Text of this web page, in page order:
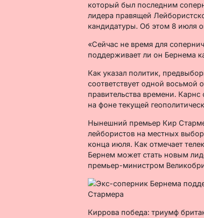
который был последним
лидера правящей
кандидатуры. Об этом 8 июля
«Сейчас не время для
поддерживает ли он Бернема
Как указал политик,
соответствует одной восьмой
правительства времени. Карнс
на фоне текущей
Нынешний премьер Кир
лейбористов на местных
конца июля. Как отмечает
Бернем может стать новым
премьер-министром
Киррова победа: триумф